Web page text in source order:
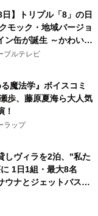
日】トリプル「8」の日
モック・地域バージョ
ン缶が誕生 ～かわいい
秋田の四季と名所を巡
9月1日(火)秋田県内で
ブルテレビ
る魔法学』ボイスコミ
歩、藤原夏海ら大人気
！
ラップ
しヴィラを2泊、"私た
1日1組・最大8名
ウナとジェットバス付
AWAJIの連泊